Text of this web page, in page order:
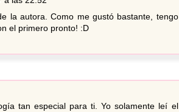
la autora. Como me gustó bastante, tengo
el primero pronto! :D
tan especial para ti. Yo solamente leí el